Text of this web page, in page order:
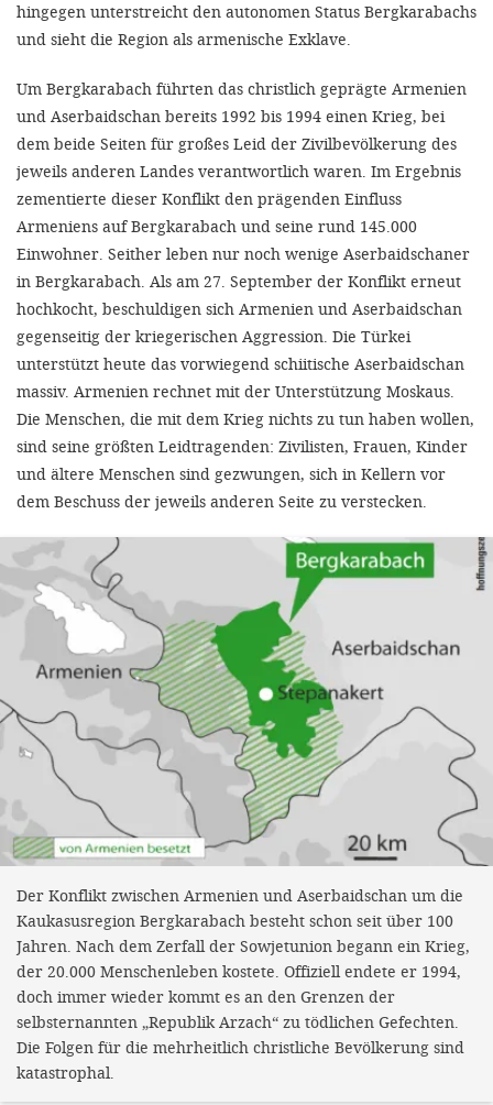
hingegen unterstreicht den autonomen Status Bergkarabachs
und sieht die Region als armenische Exklave.
Um Bergkarabach führten das christlich geprägte Armenien
und Aserbaidschan bereits 1992 bis 1994 einen Krieg, bei
dem beide Seiten für großes Leid der Zivilbevölkerung des
jeweils anderen Landes verantwortlich waren. Im Ergebnis
zementierte dieser Konflikt den prägenden Einfluss
Armeniens auf Bergkarabach und seine rund 145.000
Einwohner. Seither leben nur noch wenige Aserbaidschaner
in Bergkarabach. Als am 27. September der Konflikt erneut
hochkocht, beschuldigen sich Armenien und Aserbaidschan
gegenseitig der kriegerischen Aggression. Die Türkei
unterstützt heute das vorwiegend schiitische Aserbaidschan
massiv. Armenien rechnet mit der Unterstützung Moskaus.
Die Menschen, die mit dem Krieg nichts zu tun haben wollen,
sind seine größten Leidtragenden: Zivilisten, Frauen, Kinder
und ältere Menschen sind gezwungen, sich in Kellern vor
dem Beschuss der jeweils anderen Seite zu verstecken.
Der Konflikt zwischen Armenien und Aserbaidschan um die
Kaukasusregion Bergkarabach besteht schon seit über 100
Jahren. Nach dem Zerfall der Sowjetunion begann ein Krieg,
der 20.000 Menschenleben kostete. Offiziell endete er 1994,
doch immer wieder kommt es an den Grenzen der
selbsternannten „Republik Arzach“ zu tödlichen Gefechten.
Die Folgen für die mehrheitlich christliche Bevölkerung sind
katastrophal.